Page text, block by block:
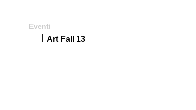
Eventi
Art Fall 13